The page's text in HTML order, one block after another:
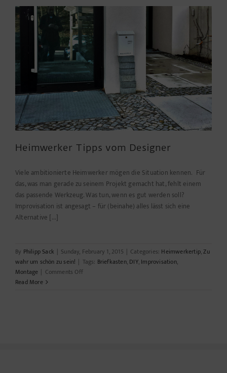
Heimwerker Tipps vom Designer
Viele ambitionierte Heimwerker mögen die Situation kennen. Für
das, was man gerade zu seinem Projekt gemacht hat, fehlt einem
das passende Werkzeug. Was tun, wenn es gut werden soll?
Improvisation ist angesagt – für (beinahe) alles lässt sich eine
Alternative [...]
By Philipp Sack | Sunday, February 1, 2015 | Categories: Heimwerkertip,Zu
wahr um schön zu sein! | Tags: Briefkasten, DIY, Improvisation,
Montage | Comments Offon
Read More